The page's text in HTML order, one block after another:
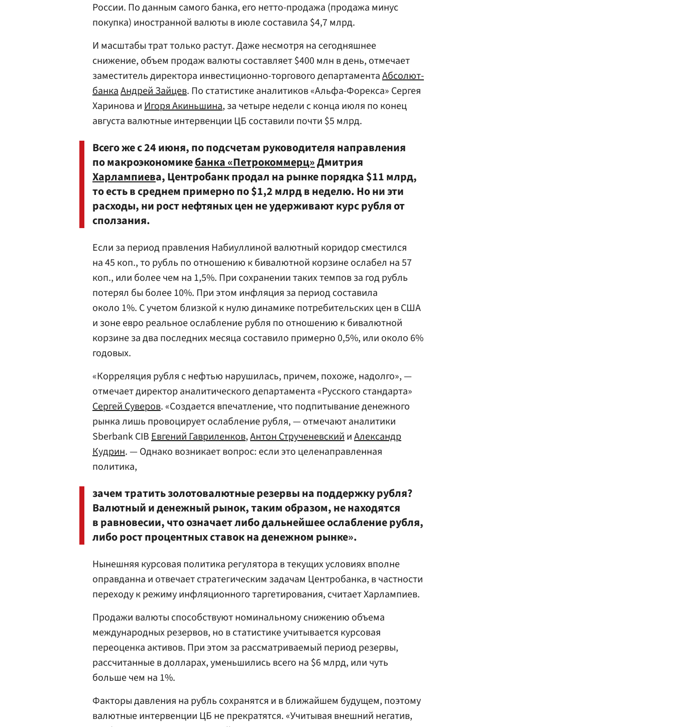
России. По данным самого банка, его нетто-продажа (продажа минус
покупка) иностранной валюты в июле составила $4,7 млрд.
И масштабы трат только растут. Даже несмотря на сегодняшнее
снижение, объем продаж валюты составляет $400 млн в день, отмечает
заместитель директора инвестиционно-торгового департаментаАбсолют-
банкаАндрей Зайцев. По статистике аналитиков «Альфа-Форекса» Сергея
Харинова иИгоря Акиньшина, за четыре недели с конца июля по конец
августа валютные интервенции ЦБ составили почти $5 млрд.
Всего же с 24 июня, по подсчетам руководителя направления
по макроэкономикебанка «Петрокоммерц»Дмитрия
Харлампиева, Центробанк продал на рынке порядка $11 млрд,
то есть в среднем примерно по $1,2 млрд в неделю. Но ни эти
расходы, ни рост нефтяных цен не удерживают курс рубля от
сползания.
Если за период правления Набиуллиной валютный коридор сместился
на 45 коп., то рубль по отношению к бивалютной корзине ослабел на 57
коп., или более чем на 1,5%. При сохранении таких темпов за год рубль
потерял бы более 10%. При этом инфляция за период составила
около 1%. С учетом близкой к нулю динамике потребительских цен в США
и зоне евро реальное ослабление рубля по отношению к бивалютной
корзине за два последних месяца составило примерно 0,5%, или около 6%
годовых.
«Корреляция рубля с нефтью нарушилась, причем, похоже, надолго», —
отмечает директор аналитического департамента «Русского стандарта»
Сергей Суверов. «Создается впечатление, что подпитывание денежного
рынка лишь провоцирует ослабление рубля, — отмечают аналитики
Sberbank CIBЕвгений Гавриленков,Антон СтрученевскийиАлександр
Кудрин. — Однако возникает вопрос: если это целенаправленная
политика,
зачем тратить золотовалютные резервы на поддержку рубля?
Валютный и денежный рынок, таким образом, не находятся
в равновесии, что означает либо дальнейшее ослабление рубля,
либо рост процентных ставок на денежном рынке».
Нынешняя курсовая политика регулятора в текущих условиях вполне
оправданна и отвечает стратегическим задачам Центробанка, в частности
переходу к режиму инфляционного таргетирования, считает Харлампиев.
Продажи валюты способствуют номинальному снижению объема
международных резервов, но в статистике учитывается курсовая
переоценка активов. При этом за рассматриваемый период резервы,
рассчитанные в долларах, уменьшились всего на $6 млрд, или чуть
больше чем на 1%.
Факторы давления на рубль сохранятся и в ближайшем будущем, поэтому
валютные интервенции ЦБ не прекратятся. «Учитывая внешний негатив,